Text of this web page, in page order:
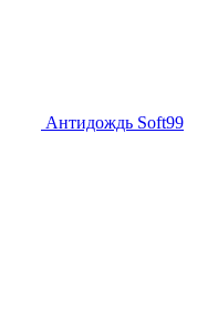
Антидождь Soft99